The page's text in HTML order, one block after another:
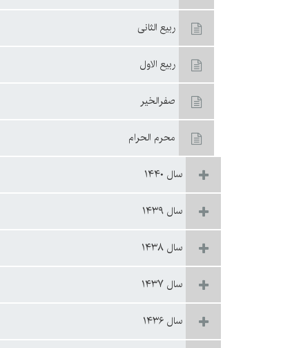
ربیع الثانی
ربیع الاول
صفرالخیر
محرم الحرام
سال ۱۴۴۰
سال ۱۴۳۹
سال ۱۴۳۸
سال ۱۴۳۷
سال ۱۴۳۶